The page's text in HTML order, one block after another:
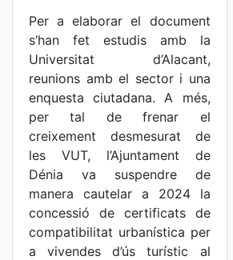
Per a elaborar el document
s’han fet estudis amb la
Universitat d’Alacant,
reunions amb el sector i una
enquesta ciutadana. A més,
per tal de frenar el
creixement desmesurat de
les VUT, l’Ajuntament de
Dénia va suspendre de
manera cautelar a 2024 la
concessió de certificats de
compatibilitat urbanística per
a vivendes d’ús turístic al